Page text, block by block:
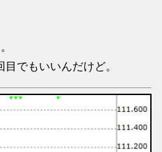
でもいいんだけど。